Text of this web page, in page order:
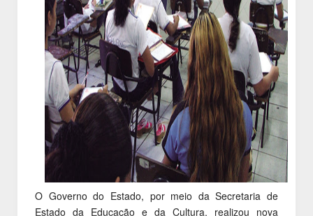
O Governo do Estado, por meio da Secretaria de
Estado da Educação e da Cultura, realizou nova